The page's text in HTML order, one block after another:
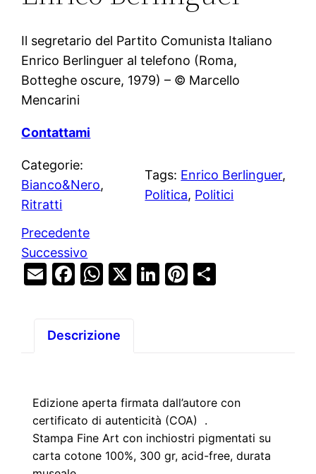
Il segretario del Partito Comunista Italiano
Enrico Berlinguer al telefono (Roma,
Botteghe oscure, 1979) – © Marcello
Mencarini
Contattami
Categorie:
Bianco&Nero
Ritratti
Tags: Enrico Berlinguer
Politica, Politici
Precedente
Successivo
EmailFacebook
WhatsApp
X LinkedIn
Pinterest
Descrizione
Edizione aperta firmata dall’autore con
certificato di autenticità (COA) .
Stampa Fine Art con inchiostri pigmentati su
carta cotone 100%, 300 gr, acid-free, durata